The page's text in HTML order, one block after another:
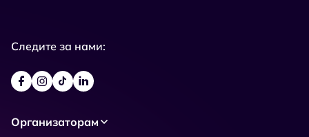
Следите за нами:
Организаторам